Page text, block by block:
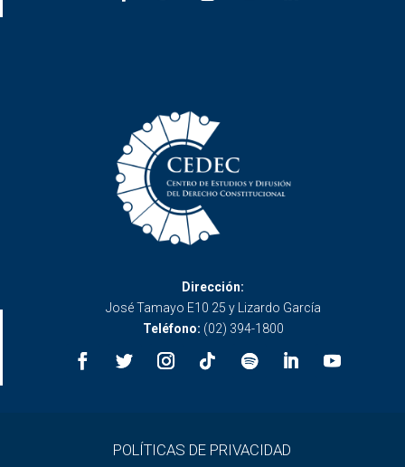
Dirección:
José Tamayo E10 25 y Lizardo García
Teléfono: (02) 394-1800
POLÍTICAS DE PRIVACIDAD